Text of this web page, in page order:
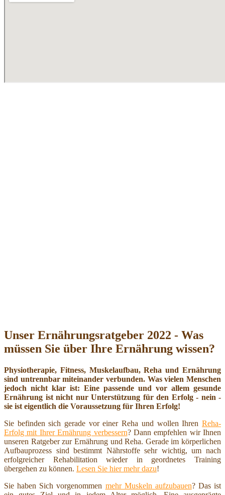
Unser Ernährungsratgeber 2022 - Was
müssen Sie über Ihre Ernährung wissen?
Physiotherapie, Fitness, Muskelaufbau, Reha und Ernährung
sind untrennbar miteinander verbunden. Was vielen Menschen
jedoch nicht klar ist: Eine passende und vor allem gesunde
Ernährung ist nicht nur Unterstützung für den Erfolg - nein -
sie ist eigentlich die Voraussetzung für Ihren Erfolg!
Sie befinden sich gerade vor einer Reha und wollen Ihren Reha-
Erfolg mit Ihrer Ernährung verbessern? Dann empfehlen wir Ihnen
unseren Ratgeber zur Ernährung und Reha. Gerade im körperlichen
Aufbauprozess sind bestimmt Nährstoffe sehr wichtig, um nach
erfolgreicher Rehabilitation wieder in geordnetes Training
übergehen zu können. Lesen Sie hier mehr dazu!
Sie haben Sich vorgenommen mehr Muskeln aufzubauen? Das ist